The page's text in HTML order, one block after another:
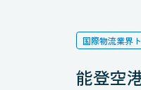
国際物流業界
能登空